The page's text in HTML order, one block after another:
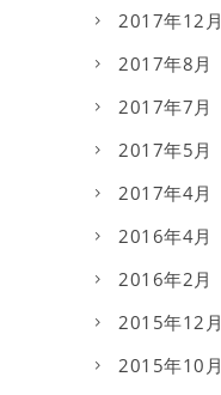
2017年12月
2017年8月
2017年7月
2017年5月
2017年4月
2016年4月
2016年2月
2015年12月
2015年10月